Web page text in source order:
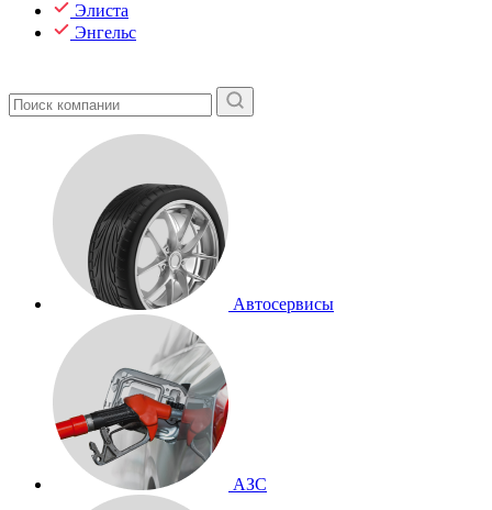
Элиста
Энгельс
Автосервисы
АЗС